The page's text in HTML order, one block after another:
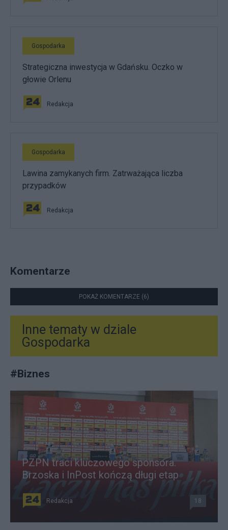
Gospodarka
Strategiczna inwestycja w Gdańsku. Oczko w
głowie Orlenu
Redakcja
Gospodarka
Lawina zamykanych firm. Zatrważająca liczba
przypadków
Redakcja
Komentarze
POKAŻ KOMENTARZE (6)
Inne tematy w dziale
Gospodarka
#Biznes
PZPN traci kluczowego sponsora.
Brzoska i InPost kończą długi etap
Redakcja 18